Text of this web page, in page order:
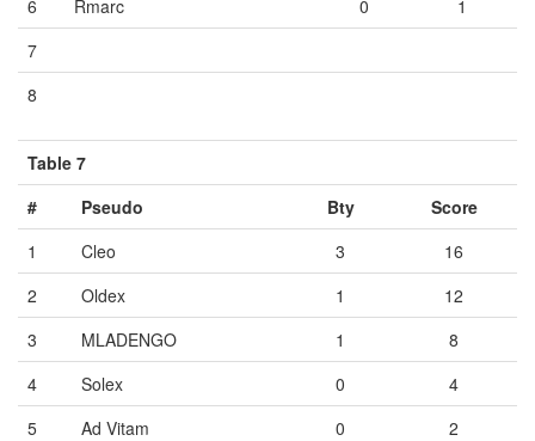
6 Rmarc 0
1
7
8
Table 7
#
Pseudo Bty
Score
1
Cleo 3
16
2
Oldex 1
12
3
MLADENGO 1
8
4
Solex 0
4
5
Ad Vitam 0
2